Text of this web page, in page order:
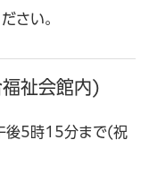
さい。
祉会館内)
後5時15分まで(祝